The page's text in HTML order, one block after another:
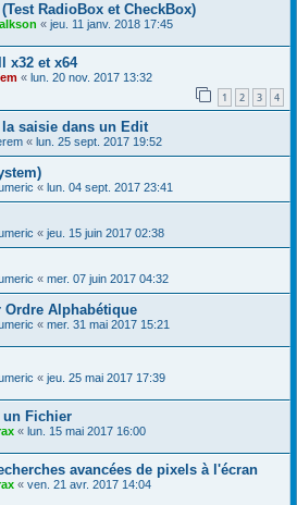
RadioBox et CheckBox)
« jeu. 11 janv. 2018 17:45
x32 et x64
« lun. 20 nov. 2017 13:32
1 2 3 4
saisie dans un Edit
« lun. 25 sept. 2017 19:52
« lun. 04 sept. 2017 23:41
« jeu. 15 juin 2017 02:38
« mer. 07 juin 2017 04:32
Ordre Alphabétique
« mer. 31 mai 2017 15:21
« jeu. 25 mai 2017 17:39
un Fichier
« lun. 15 mai 2017 16:00
avancées de pixels à l'écran
« ven. 21 avr. 2017 14:04